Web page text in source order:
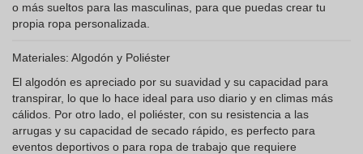
o más sueltos para las masculinas, para que puedas crear tu
propia ropa personalizada.
Materiales: Algodón y Poliéster
El algodón es apreciado por su suavidad y su capacidad para
transpirar, lo que lo hace ideal para uso diario y en climas más
cálidos. Por otro lado, el poliéster, con su resistencia a las
arrugas y su capacidad de secado rápido, es perfecto para
eventos deportivos o para ropa de trabajo que requiere